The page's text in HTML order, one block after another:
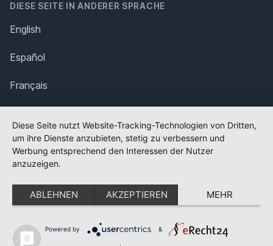
DIESE SEITE IN ANDERER SPRACHE
English
Español
Français
Polska
Português
Nederlands
Svenska
Diese Seite nutzt Website-Tracking-Technologien von Dritten,
um ihre Dienste anzubieten, stetig zu verbessern und
Werbung entsprechend den Interessen der Nutzer
anzuzeigen.
ABLEHNEN AKZEPTIEREN MEHR
Powered by &